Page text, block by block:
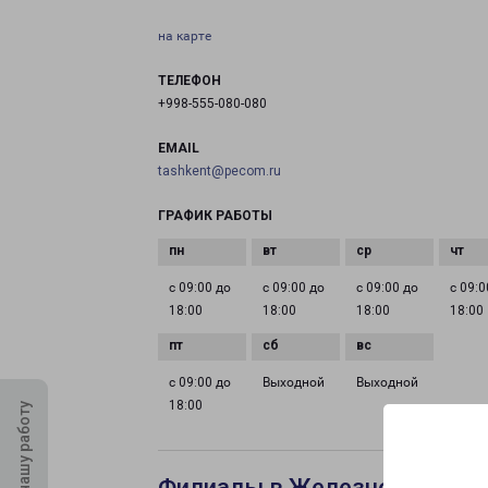
на карте
ТЕЛЕФОН
+998-555-080-080
EMAIL
tashkent@pecom.ru
ГРАФИК РАБОТЫ
с 09:00 до
18:00
с 09:00 до
18:00
с 09:00 до
18:00
с
18:00
с 09:00 до
18:00
Выходной Выходной